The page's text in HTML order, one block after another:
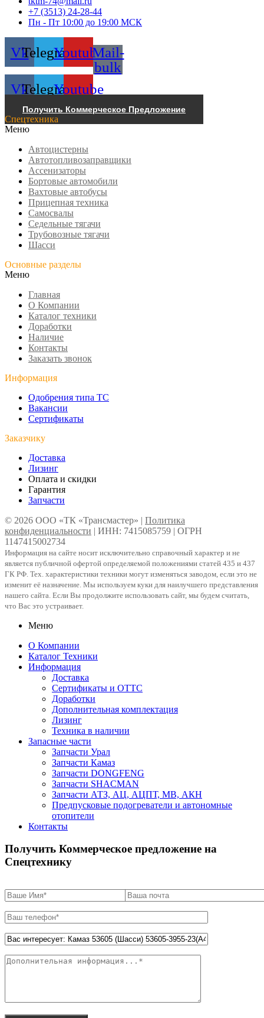
+7 (3513) 24-28-44
Пн - Пт 10:00 до 19:00 МСК
VkTelegramYoutubeMail-
bulk
VkTelegramYoutube
Получить Коммерческое Предложение
Спецтехника
Меню
Автоцистерны
Автотопливозаправщики
Ассенизаторы
Бортовые автомобили
Вахтовые автобусы
Прицепная техника
Самосвалы
Седельные тягачи
Трубовозные тягачи
Шасси
Основные разделы
Меню
Главная
О Компании
Каталог техники
Доработки
Наличие
Контакты
Заказать звонок
Информация
Одобрения типа ТС
Вакансии
Сертификаты
Заказчику
Доставка
Лизинг
Оплата и скидки
Гарантия
Запчасти
© 2026 ООО «ТК «Трансмастер» | Политика
конфиденциальности | ИНН: 7415085759 | ОГРН
1147415002734
Информация на сайте носит исключительно справочный характер и не
является публичной офертой определяемой положениями статей 435 и 437
ГК РФ. Тех. характеристики техники могут изменяться заводом, если это не
изменит её назначение. Мы используем куки для наилучшего представления
нашего сайта. Если Вы продолжите использовать сайт, мы будем считать,
что Вас это устраивает.
Меню
О Компании
Каталог Техники
Информация
Доставка
Сертификаты и ОТТС
Доработки
Дополнительная комплектация
Лизинг
Техника в наличии
Запасные части
Запчасти Урал
Запчасти Камаз
Запчасти DONGFENG
Запчасти SHACMAN
Запчасти АТЗ, АЦ, АЦПТ, МВ, АКН
Предпусковые подогреватели и автономные
отопители
Контакты
Получить Коммерческое предложение на
Спецтехнику